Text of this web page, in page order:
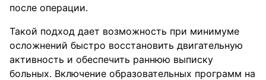
после операции.
Такой подход дает возможность при минимуме
осложнений быстро восстановить двигательную
активность и обеспечить раннюю выписку
больных. Включение образовательных программ на